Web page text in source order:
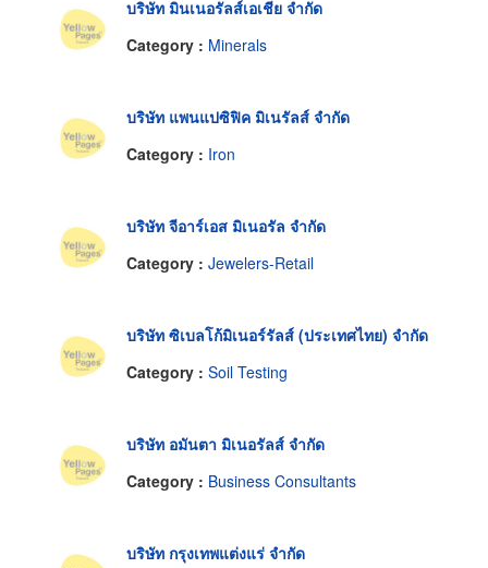
บริษัท มินเนอรัลส์เอเชีย จำกัด
Category : Minerals
บริษัท แพนแปซิฟิค มิเนรัลส์ จำกัด
Category : Iron
บริษัท จีอาร์เอส มิเนอรัล จำกัด
Category : Jewelers-Retail
บริษัท ซิเบลโก้มิเนอร์รัลส์ (ประเทศไทย) จำกัด
Category : Soil Testing
บริษัท อมันตา มิเนอรัลส์ จำกัด
Category : Business Consultants
บริษัท กรุงเทพแต่งแร่ จำกัด